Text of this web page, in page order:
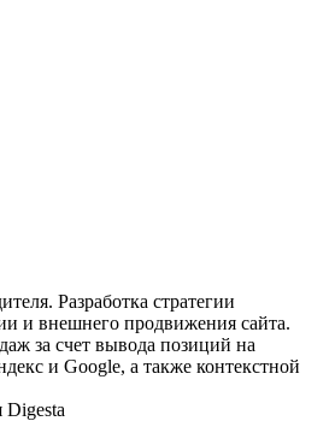
Разработка стратегии
и внешнего продвижения сайта.
за счет вывода позиций на
и Google, а также контекстной